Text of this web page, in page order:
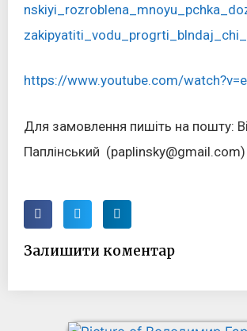
https://www.youtube.com/
Для замовлення пишіть на пошту:
Паплінський (paplinsky@gmail.com)
Залишити коментар